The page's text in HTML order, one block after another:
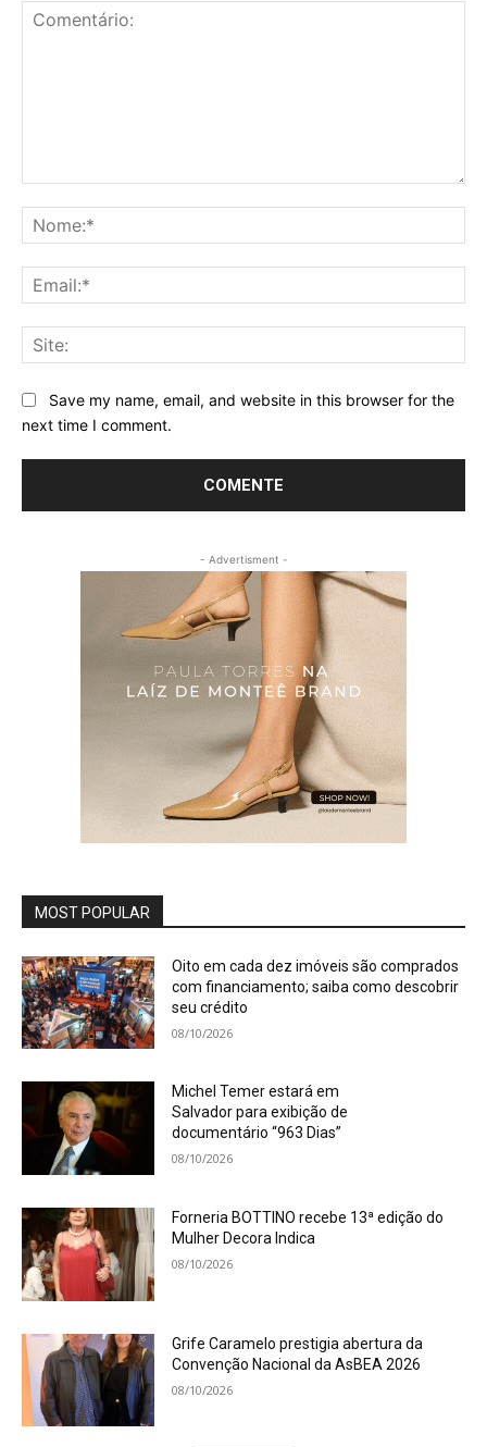
Save my name, email, and website in this browser for the
next time I comment.
- Advertisment -
MOST POPULAR
Oito em cada dez imóveis são comprados
com financiamento; saiba como descobrir
seu crédito
08/10/2026
Michel Temer estará em
Salvador para exibição de
documentário “963 Dias”
08/10/2026
Forneria BOTTINO recebe 13ª edição do
Mulher Decora Indica
08/10/2026
Grife Caramelo prestigia abertura da
Convenção Nacional da AsBEA 2026
08/10/2026